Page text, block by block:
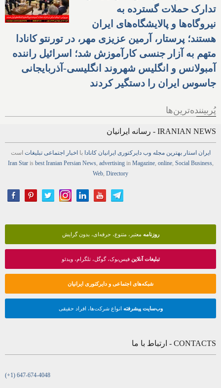
تدارک حملات گسترده به
نیروگاه‌ها و پالایشگاه‌های ایران
هستند؛ پرستار، آرمین عزیزی مهر، در تورنتو کانادا
متهم به آزار جنسی کارآموزش شد؛ اسرائیل راننده
آمبولانس و انگلیس شهروند انگلیسی-آذربایجانی
جاسوس ایران را دستگیر کردند
پُربیننده‌ترین‌ها
IRANIAN NEWS - رسانه ایرانیان
ایران استار بهترین مجله وب دایرکتوری ایرانیان کانادا بااخبار اجتماعی تبلیغات است
Iran Staris best Iranian Persian News, advertisingin Magazine, online, Social Business,
Web Directory
روزنامه معتبر، متنوع، حرفه‌ای، بدون گرایش
تبلیغات آنلاینفیس‌بوک، گوگل، تلگرام، ویدئو
شبکه‌های اجتماعی و دایرکتوری ایرانیان
وب‌سایت پیشرفته انواع شرکت‌ها، افراد حقیقی
CONTACTS - ارتباط با ما
(+1) 647-674-4048